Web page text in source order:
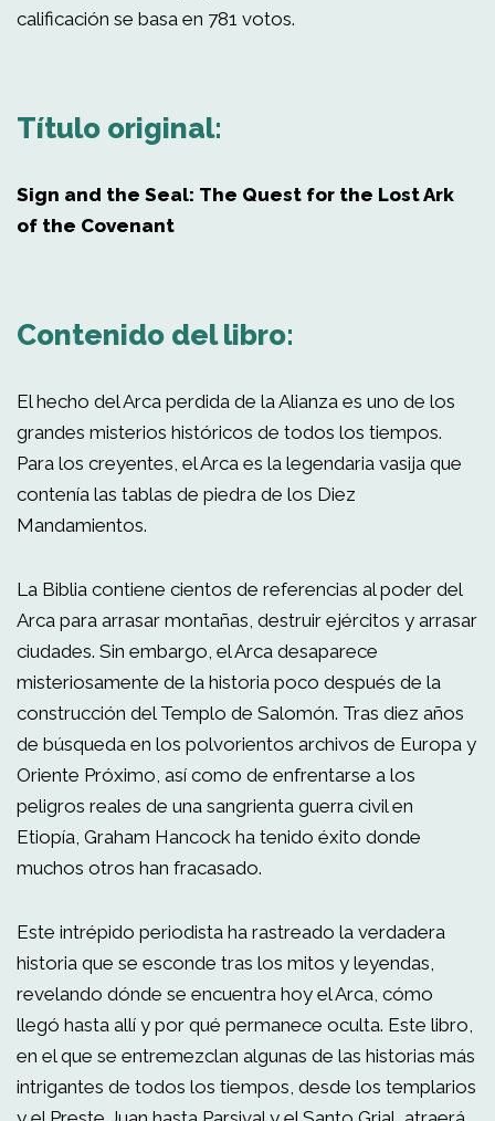
calificación se basa en 781 votos.
Título original:
Sign and the Seal: The Quest for the Lost Ark
of the Covenant
Contenido del libro:
El hecho del Arca perdida de la Alianza es uno de los
grandes misterios históricos de todos los tiempos.
Para los creyentes, el Arca es la legendaria vasija que
contenía las tablas de piedra de los Diez
Mandamientos.
La Biblia contiene cientos de referencias al poder del
Arca para arrasar montañas, destruir ejércitos y arrasar
ciudades. Sin embargo, el Arca desaparece
misteriosamente de la historia poco después de la
construcción del Templo de Salomón. Tras diez años
de búsqueda en los polvorientos archivos de Europa y
Oriente Próximo, así como de enfrentarse a los
peligros reales de una sangrienta guerra civil en
Etiopía, Graham Hancock ha tenido éxito donde
muchos otros han fracasado.
Este intrépido periodista ha rastreado la verdadera
historia que se esconde tras los mitos y leyendas,
revelando dónde se encuentra hoy el Arca, cómo
llegó hasta allí y por qué permanece oculta. Este libro,
en el que se entremezclan algunas de las historias más
intrigantes de todos los tiempos, desde los templarios